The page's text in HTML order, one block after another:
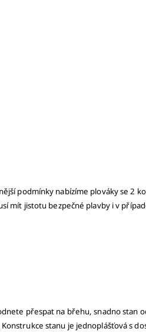
podmínky nabízíme plováky se 2
mít jistotu bezpečné plavby i v
přespat na břehu, snadno stan
stanu je jednoplášťová s